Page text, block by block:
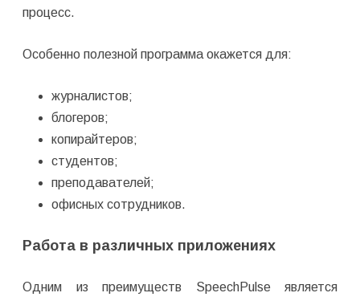
процесс.
Особенно полезной программа окажется для:
журналистов;
блогеров;
копирайтеров;
студентов;
преподавателей;
офисных сотрудников.
Работа в различных приложениях
Одним из преимуществ SpeechPulse является